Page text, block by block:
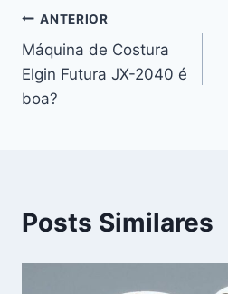
Navegação
de
Post
ANTERIOR
Máquina de Costura
Elgin Futura JX-2040 é
boa?
Posts Similares